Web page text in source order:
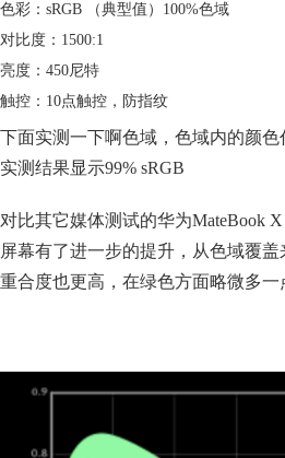
色彩：sRGB （典型值）100%色域
对比度：1500:1
亮度：450尼特
触控：10点触控，防指纹
下面实测一下啊色域，色域内的颜色
实测结果显示99% sRGB
对比其它媒体测试的华为MateBook
屏幕有了进一步的提升，从色域覆
重合度也更高，在绿色方面略微多一